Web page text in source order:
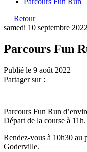
Retour
samedi 10 septembre 2022
Parcours Fun
Publié le 9 août 2022
Partager sur :
Parcours Fun Run
Départ de la course à 11h.
Rendez-vous à 10h30 au
Goderville.